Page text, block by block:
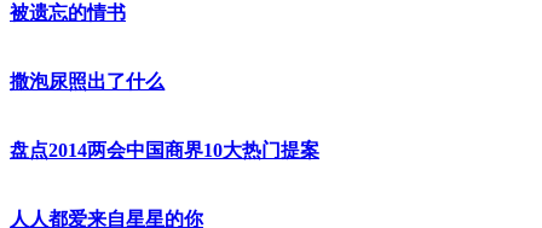
被遗忘的情书
撒泡尿照出了什么
盘点2014两会中国商界10大热门提案
人人都爱来自星星的你